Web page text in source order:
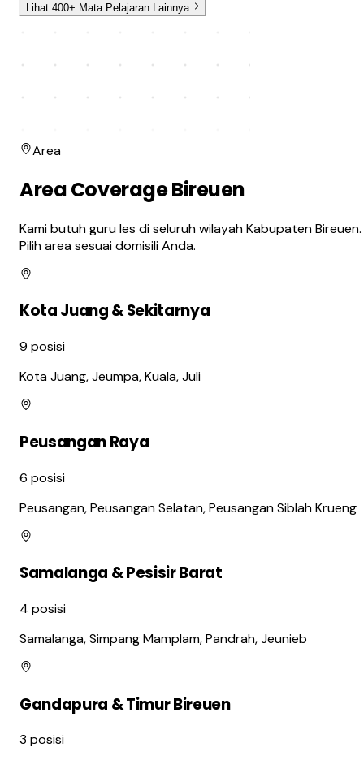
Lihat 400+ Mata Pelajaran Lainnya
Area
Area Coverage Bireuen
Kami butuh guru les di seluruh wilayah Kabupaten Bireuen.
Pilih area sesuai domisili Anda.
Kota Juang & Sekitarnya
9 posisi
Kota Juang, Jeumpa, Kuala, Juli
Peusangan Raya
6 posisi
Peusangan, Peusangan Selatan, Peusangan Siblah Krueng
Samalanga & Pesisir Barat
4 posisi
Samalanga, Simpang Mamplam, Pandrah, Jeunieb
Gandapura & Timur Bireuen
3 posisi